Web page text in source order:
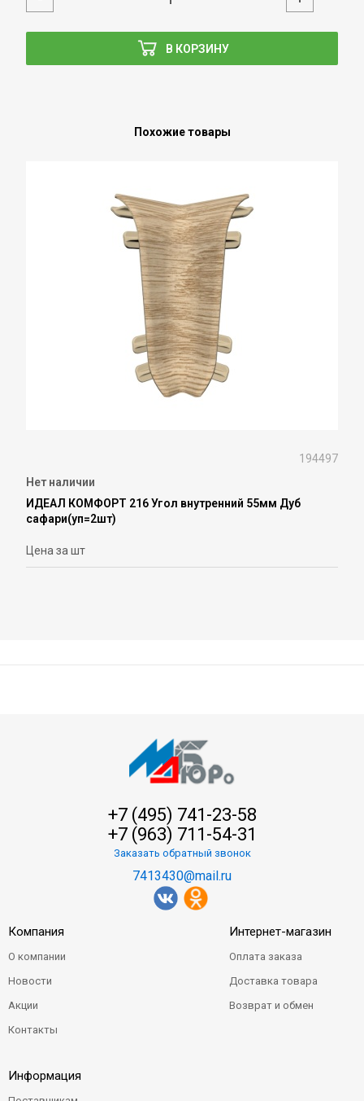
В КОРЗИНУ
Похожие товары
194497
Нет наличии
ИДЕАЛ КОМФОРТ 216 Угол внутренний 55мм Дуб
сафари(уп=2шт)
Цена за шт
+7 (495) 741-23-58
+7 (963) 711-54-31
Заказать обратный звонок
7413430@mail.ru
Компания
О компании
Новости
Акции
Контакты
Интернет-магазин
Оплата заказа
Доставка товара
Возврат и обмен
Информация